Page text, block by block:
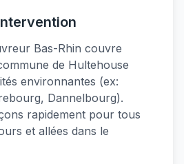
Bas-Rhin couvre
de Hultehouse
environnantes (ex:
Dannelbourg).
rapidement pour tous
et allées dans le